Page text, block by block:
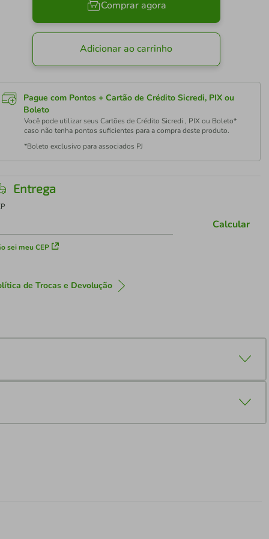
Comprar agora
Adicionar ao carrinho
Pague com Pontos + Cartão de Crédito Sicredi, PIX ou
Boleto
Você pode utilizar seus Cartões de Crédito Sicredi , PIX ou Boleto*
caso não tenha pontos suficientes para a compra deste produto.
*Boleto exclusivo para associados PJ
Entrega
sei meu CEP
Calcular
de Trocas e Devolução